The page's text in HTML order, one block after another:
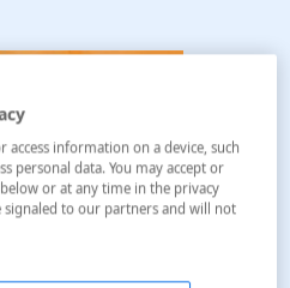
information on a device, such
personal data. You may accept or
or at any time in the privacy
signaled to our partners and will not